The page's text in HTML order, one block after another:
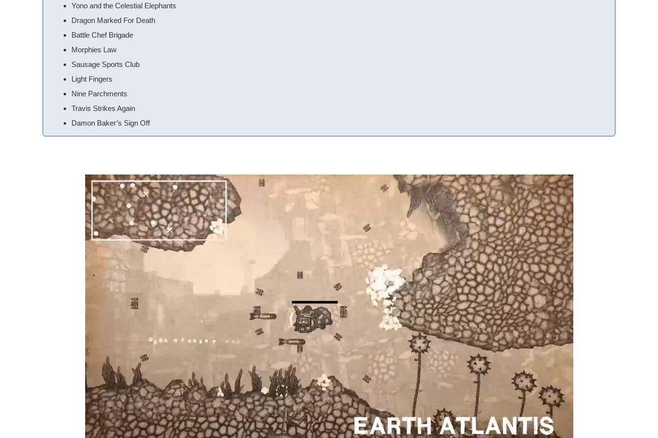
Yono and the Celestial Elephants
Dragon Marked For Death
Battle Chef Brigade
Morphies Law
Sausage Sports Club
Light Fingers
Nine Parchments
Travis Strikes Again
Damon Baker’s Sign Off